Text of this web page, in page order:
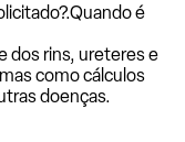
Quando é
dos rins, ureteres e
como cálculos
doenças.